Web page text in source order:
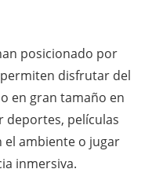
posicionado por
disfrutar del
en gran tamaño en
deportes, películas
el ambiente o jugar
inmersiva.